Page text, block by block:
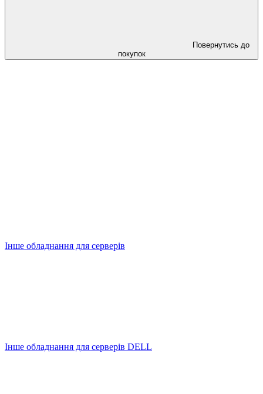
Повернутись до
покупок
Інше обладнання для серверів
Інше обладнання для серверів DELL